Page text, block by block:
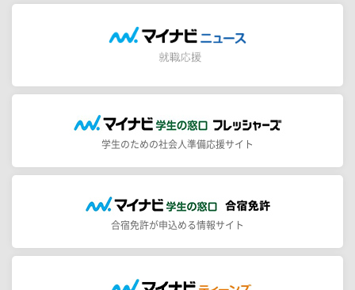
学生のための社会人準備応援サイト
合宿免許が申込める情報サイト